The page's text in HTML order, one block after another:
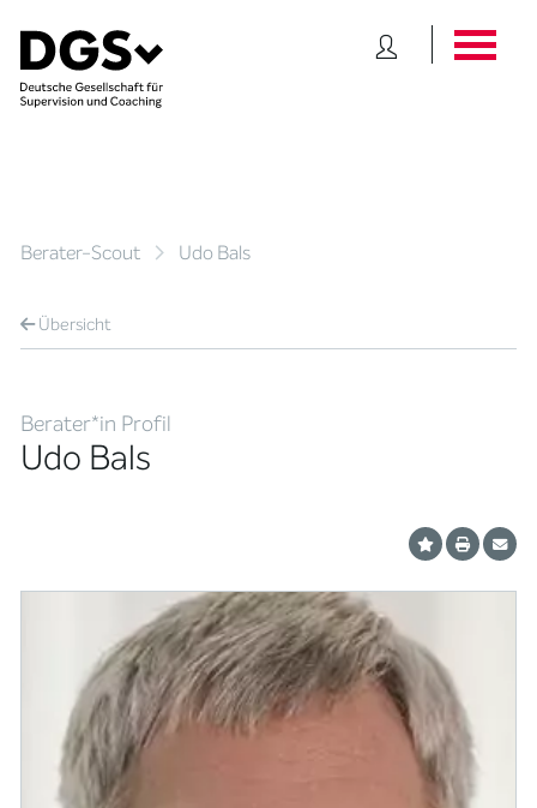
Berater-Scout Udo Bals
Übersicht
Berater*in Profil
Udo Bals